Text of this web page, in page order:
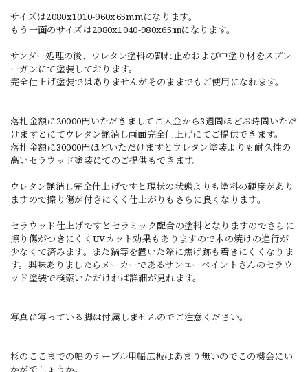
サイズは2080x1010-960x65mmになります。
もう一面のサイズは2080x1040-980x65㎜になります。
サンダー処理の後、ウレタン塗料の割れ止めおよび中塗り材をスプレ
ーガンにて塗装しております。
完全仕上げ塗装ではありませんがそのままでもご使用になれます。
落札金額に20000円いただきましてご入金から3週間ほどお時間いただ
けますとにてウレタン艶消し両面完全仕上げにてご提供できます。
落札金額に30000円ほどいただけますとウレタン塗装よりも耐久性の
高いセラウッド塗装にてのご提供もできます。
ウレタン艶消し完全仕上げですと現状の状態よりも塗料の硬度があり
ますので擦り傷が付きにくく仕上がりもさらに良くなります。
セラウッド仕上げですとセラミック配合の塗料となりますのでさらに
擦り傷がつきにくくUVカット効果もありますので木の焼けの進行が
少なくて済みます。また鍋等を置いた際に焦げ跡も着きにくくなりま
す。興味ありましたらメーカーであるサンユーペイントさんのセラウ
ッド塗装で検索いただければ詳細が見れます。
写真に写っている脚は付属しませんのでご注意ください。
杉のここまでの幅のテーブル用幅広板はあまり無いのでこの機会にい
かがでしょうか。